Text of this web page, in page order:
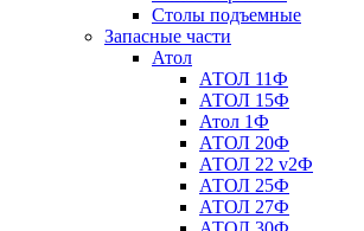
Столы подъемные
Запасные части
Атол
АТОЛ 11Ф
АТОЛ 15Ф
Атол 1Ф
АТОЛ 20Ф
АТОЛ 22 v2Ф
АТОЛ 25Ф
АТОЛ 27Ф